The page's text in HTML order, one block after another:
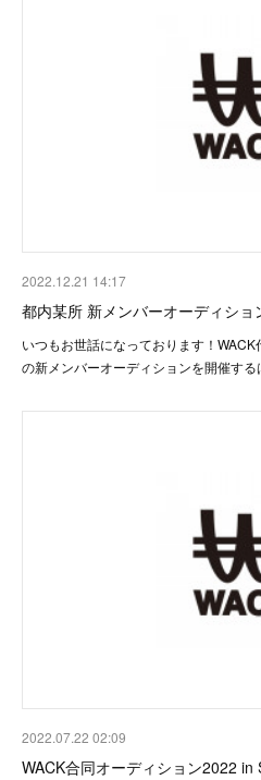
2022.12.21 14:17
都内某所 新メンバーオーディショ
いつもお世話になっております！
の新メンバーオーディションを開催す
2022.07.22 02:09
WACK合同オーディション2022